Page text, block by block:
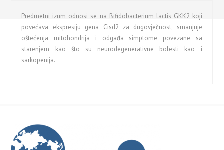
Predmetni izum odnosi se na Bifidobacterium lactis GKK2 koji
povećava ekspresiju gena Cisd2 za dugovječnost, smanjuje
oštećenja mitohondrija i odgađa simptome povezane sa
starenjem kao što su neurodegenerativne bolesti kao i
sarkopenija.